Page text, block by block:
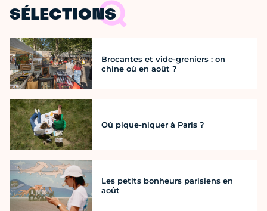
SÉLECTIONS
Brocantes et vide-greniers : on
chine où en août ?
Où pique-niquer à Paris ?
Les petits bonheurs parisiens en
août